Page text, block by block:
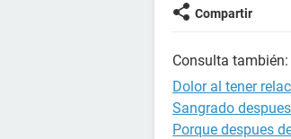
Compartir
Consulta también:
Dolor al tener
Sangrado
Porque despues